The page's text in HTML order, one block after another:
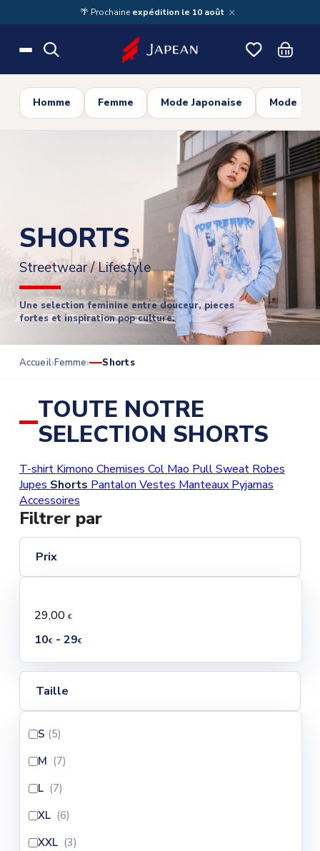
Skip to main content🌴 Prochaine expédition le 10 août ×
Homme Femme Mode Japonaise Mode
SHORTS
Streetwear / Lifestyle
Une selection feminine entre douceur, pieces
fortes et inspiration pop culture.
Accueil Femme Shorts
TOUTE NOTRE
SELECTION SHORTS
T-shirt Kimono Chemises Col Mao PullSweat Robes
Jupes Shorts Pantalon Vestes Manteaux Pyjamas
Accessoires
Filtrer par
Prix
29,00 €
10€- 29€
Taille
S (5)
M (7)
L (7)
XL (6)
XXL (3)